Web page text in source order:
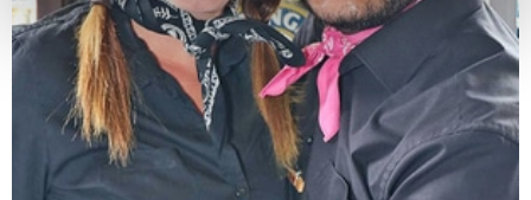
bestimmten Merkmalen (Fingerprinting) identifizieren
Erfahren Sie mehr darüber, wie Ihre persönlichen Daten
verarbeitet werden, und legen Sie Ihre Präferenzen im
Abschnitt Einzelheiten
fest.
Wir verwenden Cookies, um Inhalte und Anzeigen zu
personalisieren, Funktionen für soziale Medien anbieten